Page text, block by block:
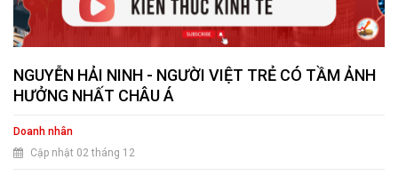
NGUYỄN HẢI NINH - NGƯỜI VIỆT TRẺ CÓ TẦM ẢNH
HƯỞNG NHẤT CHÂU Á
Doanh nhân
Cập nhật 02 tháng 12